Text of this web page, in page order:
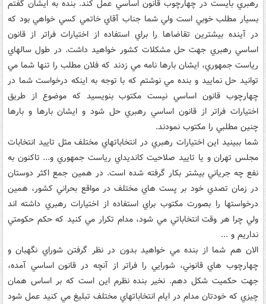
رهبري بايست در چهارچوب قانون اساسي عمل کند. بنده به ايشان گفتم
بسيار مطلب خوبي است ولي شما جناب آقاي خاتمي کسي خواهي بود که
در آينده بيشترين تقاضاها را براي استفاده از اختيارات فراتر از قانون
اساسي رهبري جهت حل مشکلات کشور خواهيد داشت. در طول سالهاي
رياست جمهوري، ايشان بارها نامه مي زدند که فلان مطلب را تنها شما مي
توانيد حل نماييد و بنده مي نوشتم که با توجه به اينکه درخواست شما در
چهارچوب قانون اساسي نيست مکتوب بنويسيد که موضوع از طريق
اختيارات فراتر از قانون اساسي رهبري حل شود و ايشان بارها و بارها
چنين مطلبي را مکتوب نمودند.
شما ببينيد اين اختيارات رهبري در انتخاباتهاي مختلف مثل تاييد انتخابات
مجلس تهران و يا تاييد صلاحيت کانديداي رياست جمهوري و... تاکنون به
نفع چه جرياني بيشتر بکار گرفته شده است. در همين جمع اکثر دوستان
در زمان تصدي خود بر پست هاي مختلف در مواقع بحراني کشور، همين
درخواستها را بصورت مکتوب براي استفاده از اختيارات رهبري داشته اند
ولي چرا هر وقت انتخاباتي مي شود، مدام تکرار مي کنيد که حکم حکومتي
نداريم و ...
الان هم شما از بنده مي خواهيد بدون در نظر گرفتن شوراي نگهبان و
چهارچوب هاي قانوني، شورايي را فراتر از آنچه در قانون اساسي آمده،
جهت حکميت شکل دهم. نخير بنده نظرم اين است که بر اساس همان
چيزي که خودتان مدام در ايام انتخاباتهاي مختلف تبليغ مي کنيد عمل شود